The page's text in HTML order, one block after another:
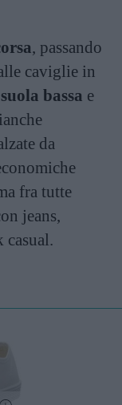
, passando
caviglie in
suola bassa e
da
fra tutte
jeans,
casual.